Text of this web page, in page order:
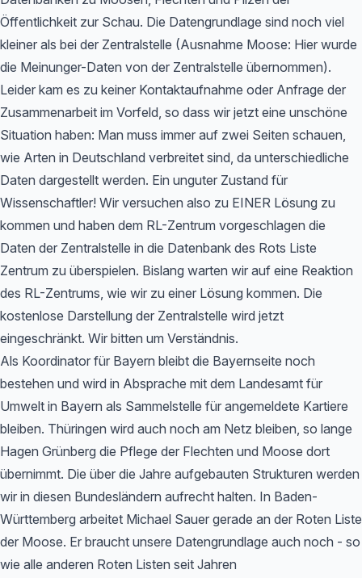
Öffentlichkeit zur Schau. Die Datengrundlage sind noch viel
kleiner als bei der Zentralstelle (Ausnahme Moose: Hier wurde
die Meinunger-Daten von der Zentralstelle übernommen).
Leider kam es zu keiner Kontaktaufnahme oder Anfrage der
Zusammenarbeit im Vorfeld, so dass wir jetzt eine unschöne
Situation haben: Man muss immer auf zwei Seiten schauen,
wie Arten in Deutschland verbreitet sind, da unterschiedliche
Daten dargestellt werden. Ein unguter Zustand für
Wissenschaftler! Wir versuchen also zu EINER Lösung zu
kommen und haben dem RL-Zentrum vorgeschlagen die
Daten der Zentralstelle in die Datenbank des Rots Liste
Zentrum zu überspielen. Bislang warten wir auf eine Reaktion
des RL-Zentrums, wie wir zu einer Lösung kommen. Die
kostenlose Darstellung der Zentralstelle wird jetzt
eingeschränkt. Wir bitten um Verständnis.
Als Koordinator für Bayern bleibt die Bayernseite noch
bestehen und wird in Absprache mit dem Landesamt für
Umwelt in Bayern als Sammelstelle für angemeldete Kartiere
bleiben. Thüringen wird auch noch am Netz bleiben, so lange
Hagen Grünberg die Pflege der Flechten und Moose dort
übernimmt. Die über die Jahre aufgebauten Strukturen werden
wir in diesen Bundesländern aufrecht halten. In Baden-
Württemberg arbeitet Michael Sauer gerade an der Roten Liste
der Moose. Er braucht unsere Datengrundlage auch noch - so
wie alle anderen Roten Listen seit Jahren